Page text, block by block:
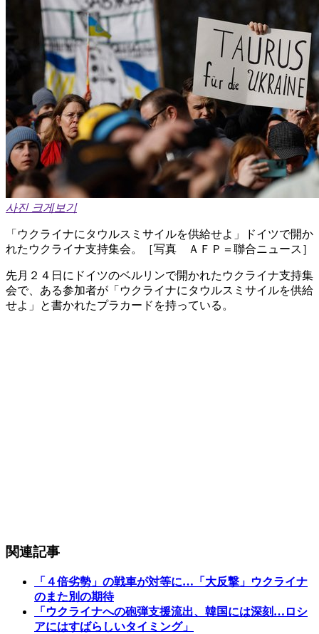
사진 크게보기
「ウクライナにタウルスミサイルを供給せよ」ドイツで開か
れたウクライナ支持集会。［写真 ＡＦＰ＝聯合ニュース］
先月２４日にドイツのベルリンで開かれたウクライナ支持集
会で、ある参加者が「ウクライナにタウルスミサイルを供給
せよ」と書かれたプラカードを持っている。
関連記事
「４倍劣勢」の戦車が対等に…「大反撃」ウクライナ
のまた別の期待
「ウクライナへの砲弾支援流出、韓国には深刻…ロシ
アにはすばらしいタイミング」